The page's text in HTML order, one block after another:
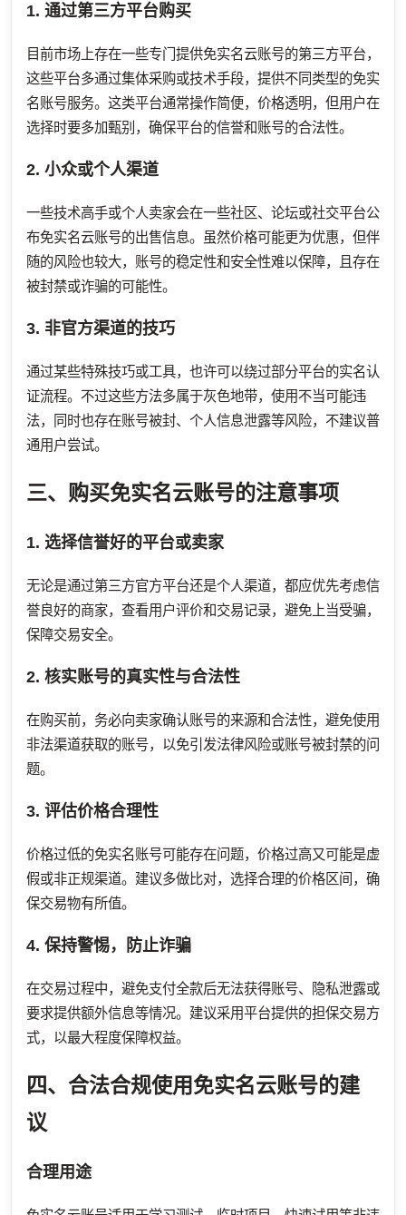
1. 通过第三方平台购买
目前市场上存在一些专门提供免实名云账号的第三方平台，
这些平台多通过集体采购或技术手段，提供不同类型的免实
名账号服务。这类平台通常操作简便，价格透明，但用户在
选择时要多加甄别，确保平台的信誉和账号的合法性。
2. 小众或个人渠道
一些技术高手或个人卖家会在一些社区、论坛或社交平台公
布免实名云账号的出售信息。虽然价格可能更为优惠，但伴
随的风险也较大，账号的稳定性和安全性难以保障，且存在
被封禁或诈骗的可能性。
3. 非官方渠道的技巧
通过某些特殊技巧或工具，也许可以绕过部分平台的实名认
证流程。不过这些方法多属于灰色地带，使用不当可能违
法，同时也存在账号被封、个人信息泄露等风险，不建议普
通用户尝试。
三、购买免实名云账号的注意事项
1. 选择信誉好的平台或卖家
无论是通过第三方官方平台还是个人渠道，都应优先考虑信
誉良好的商家，查看用户评价和交易记录，避免上当受骗，
保障交易安全。
2. 核实账号的真实性与合法性
在购买前，务必向卖家确认账号的来源和合法性，避免使用
非法渠道获取的账号，以免引发法律风险或账号被封禁的问
题。
3. 评估价格合理性
价格过低的免实名账号可能存在问题，价格过高又可能是虚
假或非正规渠道。建议多做比对，选择合理的价格区间，确
保交易物有所值。
4. 保持警惕，防止诈骗
在交易过程中，避免支付全款后无法获得账号、隐私泄露或
要求提供额外信息等情况。建议采用平台提供的担保交易方
式，以最大程度保障权益。
四、合法合规使用免实名云账号的建
议
合理用途